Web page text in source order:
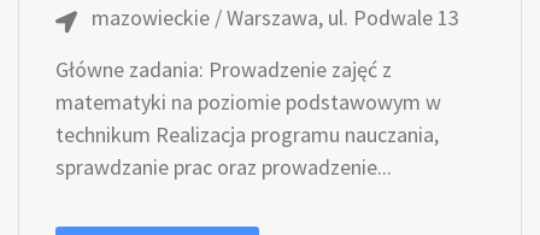
mazowieckie / Warszawa, ul. Podwale 13
Główne zadania: Prowadzenie zajęć z
matematyki na poziomie podstawowym w
technikum Realizacja programu nauczania,
sprawdzanie prac oraz prowadzenie...